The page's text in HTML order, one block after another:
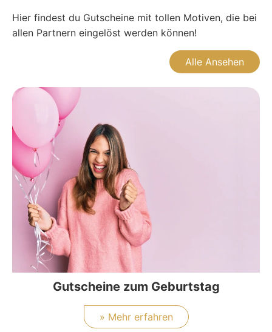
Hier findest du Gutscheine mit tollen Motiven, die bei
allen Partnern eingelöst werden können!
Alle Ansehen
Gutscheine zum Geburtstag
» Mehr erfahren